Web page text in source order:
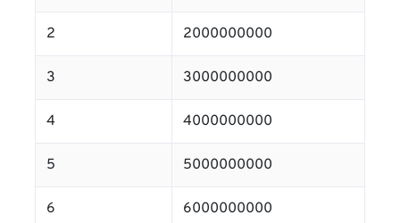
2 2000000000
3 3000000000
4 4000000000
5 5000000000
6 6000000000